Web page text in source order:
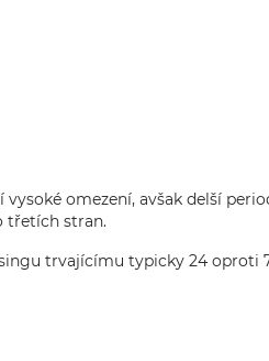
omezení, avšak delší
třetích stran.
trvajícímu typicky 24 oproti